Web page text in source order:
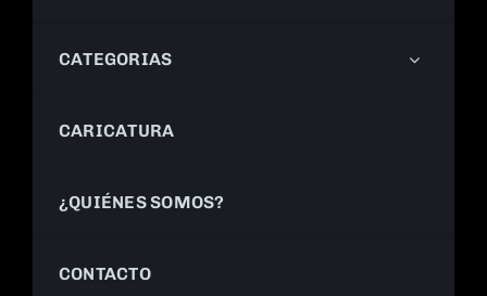
CATEGORIAS
CARICATURA
¿QUIÉNES SOMOS?
CONTACTO